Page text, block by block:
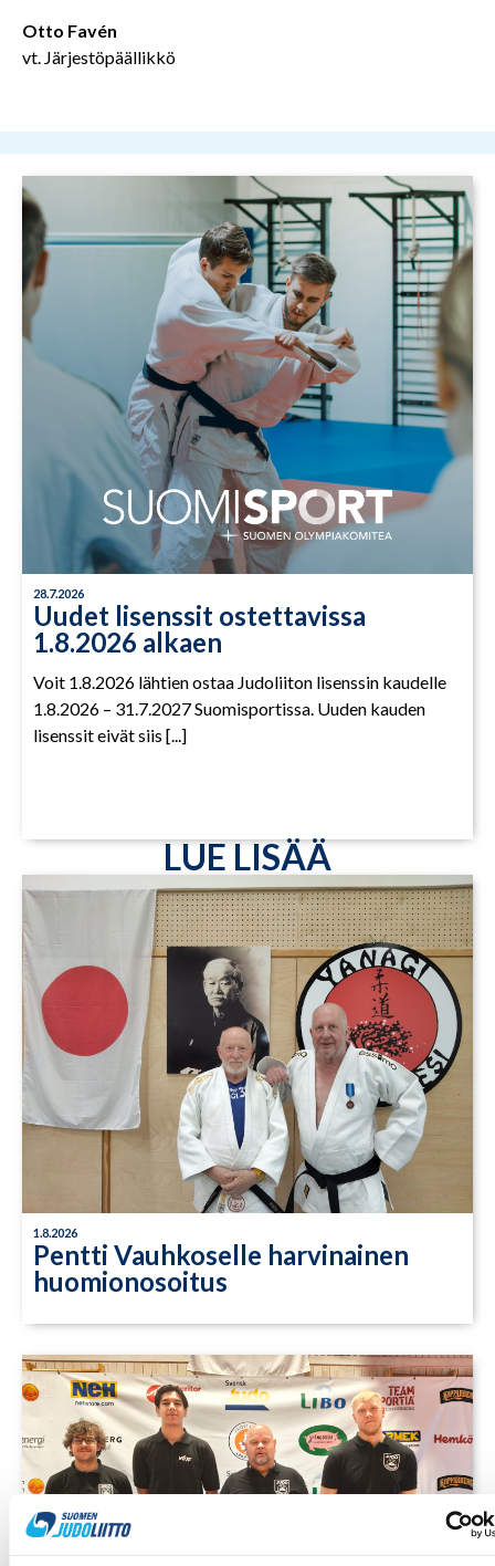
Otto Favén
vt. Järjestöpäällikkö
28.7.2026
Uudet lisenssit ostettavissa
1.8.2026 alkaen
Voit 1.8.2026 lähtien ostaa Judoliiton lisenssin kaudelle
1.8.2026 – 31.7.2027 Suomisportissa. Uuden kauden
lisenssit eivät siis [...]
LUE LISÄÄ
1.8.2026
Pentti Vauhkoselle harvinainen
huomionosoitus